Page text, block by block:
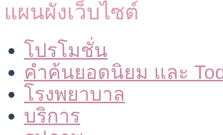
แผนผังเว็บไซต์
โปรโมชั่น
คำค้นยอดนิยม และ
โรงพยาบาล
บริการ